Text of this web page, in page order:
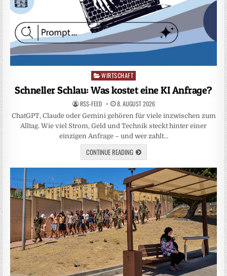
Posted
in
WIRTSCHAFT
Schneller Schlau: Was kostet eine KI Anfrage?
RSS-FEED 8. AUGUST 2026
ChatGPT, Claude oder Gemini gehören für viele inzwischen zum
Alltag. Wie viel Strom, Geld und Technik steckt hinter einer
einzigen Anfrage – und wer zahlt…
CONTINUE READING